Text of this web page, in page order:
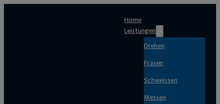
Home
Leistungen
Drehen
Fräsen
Schweissen
Messen